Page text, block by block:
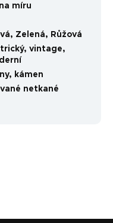
míru
, Zelená, Růžová
, vintage,
, kámen
netkané